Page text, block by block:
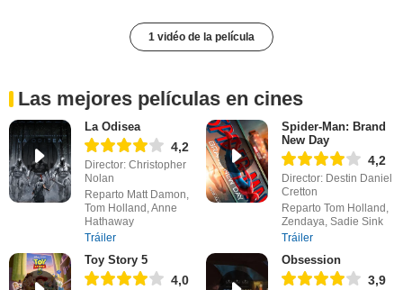
1 vidéo de la película
Las mejores películas en cines
La Odisea
4,2
Director: Christopher
Nolan
Reparto Matt Damon,
Tom Holland, Anne
Hathaway
Tráiler
Spider-Man: Brand
New Day
4,2
Director: Destin Daniel
Cretton
Reparto Tom Holland,
Zendaya, Sadie Sink
Tráiler
Toy Story 5
4,0
Obsession
3,9